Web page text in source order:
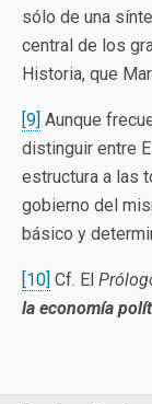
sólo de una
central de los
Historia, que
[9] Aunque
distinguir entre
estructura a las
gobierno del
básico y
[10] Cf. El
la economía